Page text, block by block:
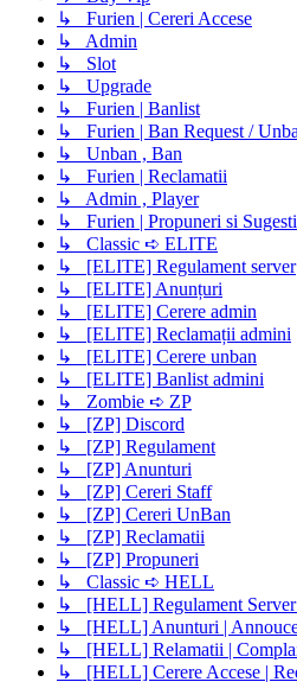
↳ Furien | Cereri Accese
↳ Admin
↳ Slot
↳ Upgrade
↳ Furien | Banlist
↳ Furien | Ban Request /
↳ Unban , Ban
↳ Furien | Reclamatii
↳ Admin , Player
↳ Furien | Propuneri si
↳ Classic ➪ ELITE
↳ [ELITE] Regulament server
↳ [ELITE] Anunțuri
↳ [ELITE] Cerere admin
↳ [ELITE] Reclamații admini
↳ [ELITE] Cerere unban
↳ [ELITE] Banlist admini
↳ Zombie ➪ ZP
↳ [ZP] Discord
↳ [ZP] Regulament
↳ [ZP] Anunturi
↳ [ZP] Cereri Staff
↳ [ZP] Cereri UnBan
↳ [ZP] Reclamatii
↳ [ZP] Propuneri
↳ Classic ➪ HELL
↳ [HELL] Regulament Server
↳ [HELL] Anunturi |
↳ [HELL] Relamatii |
↳ [HELL] Cerere Accese |